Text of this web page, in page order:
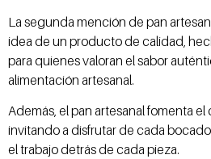
La segunda mención de pan
idea de un producto de calidad,
para quienes valoran el sabor
alimentación artesanal.
Además, el pan artesanal fomenta
invitando a disfrutar de cada
el trabajo detrás de cada pieza.